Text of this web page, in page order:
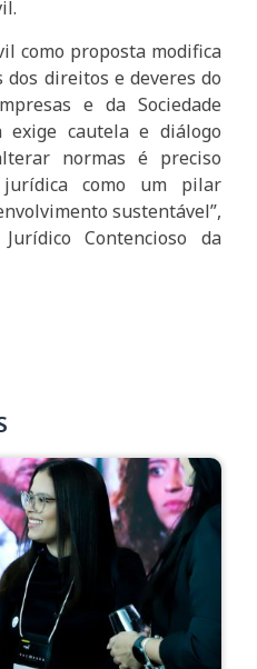
como proposta modifica
direitos e deveres do
e da Sociedade
exige cautela e diálogo
normas é preciso
como um pilar
sustentável”,
Contencioso da